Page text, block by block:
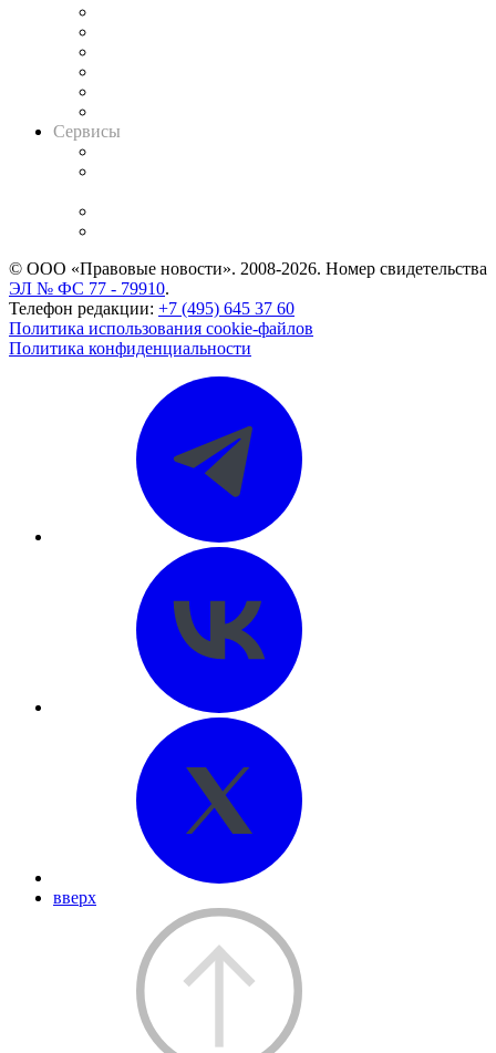
Сервисы
© ООО «Правовые новости». 2008-2026. Номер свидетельства
ЭЛ № ФС 77 - 79910.
Телефон редакции: +7 (495) 645 37 60
Политика использования cookie-файлов
Политика конфиденциальности
вверх